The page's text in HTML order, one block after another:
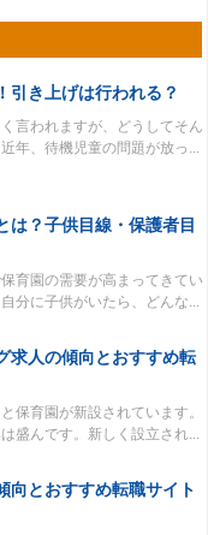
引き上げは行われる？
言われますが、どうしてそん
年、待機児童の問題が放っ...
は？子供目線・保護者目
育園の需要が高まってきてい
分に子供がいたら、どんな...
求人の傾向とおすすめ転
保育園が新設されています。
盛んです。新しく設立され...
向とおすすめ転職サイト